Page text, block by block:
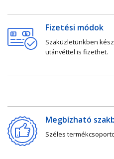
Fizetési módok
Szaküzletünkben
utánvéttel is
Megbízható
Széles